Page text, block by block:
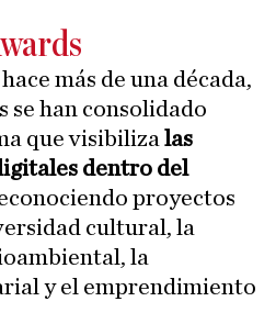
más de una década,
se han consolidado
que visibiliza las
dentro del
proyectos
cultural, la
la
y el emprendimiento